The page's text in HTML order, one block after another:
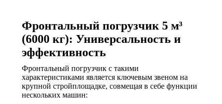
Фронтальный погрузчик 5 м³
(6000 кг): Универсальность и
эффективность
Фронтальный погрузчик с такими
характеристиками является ключевым звеном на
крупной стройплощадке, совмещая в себе функции
нескольких машин: